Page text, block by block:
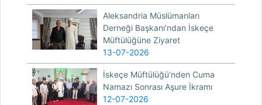
Aleksandria Müslümanları
Derneği Başkanı’ndan İskeçe
Müftülüğüne Ziyaret
13-07-2026
İskeçe Müftülüğü’nden Cuma
Namazı Sonrası Aşure İkramı
12-07-2026